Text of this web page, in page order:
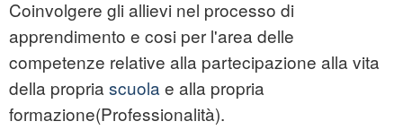
Coinvolgere gli allievi nel processo di
apprendimento e cosi per l'area delle
competenze relative alla partecipazione alla vita
della propria scuola e alla propria
formazione(Professionalità).